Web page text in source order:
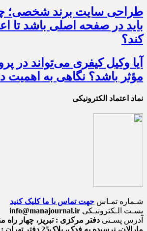
طراحی سایت برند شخصی؛
باید در صفحه اصلی باشد تا
کند؟
آیا وکیل کیفری می‌تواند در
مؤثر باشد؟ نگاهی به اهمیت
نماد اعتماد الکترونیکی
شـماره تمـاس جهت تماس با ما کلیک کنید
پسـت الـکترونیـکی info@manajournal.ir
آدرس پسـتی دفتر مرکزی : تبریز، چهار